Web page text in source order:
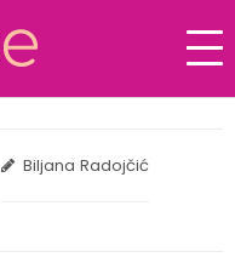
Biljana Radojčić